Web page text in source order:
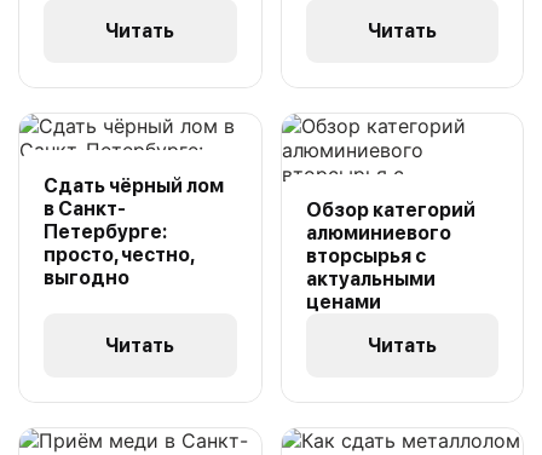
Читать
Читать
Сдать чёрный лом
в Санкт-
Петербурге:
просто, честно,
выгодно
Читать
Обзор категорий
алюминиевого
вторсырья с
актуальными
ценами
Читать